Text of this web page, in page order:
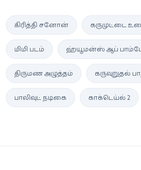
கிரித்தி சனோன் கருமுட்டை
மிமி படம் ஹ்யூமன்ஸ் ஆப்
திருமண அழுத்தம் கருவுறுதல்
பாலிவுட் நடிகை காக்டெய்ல் 2